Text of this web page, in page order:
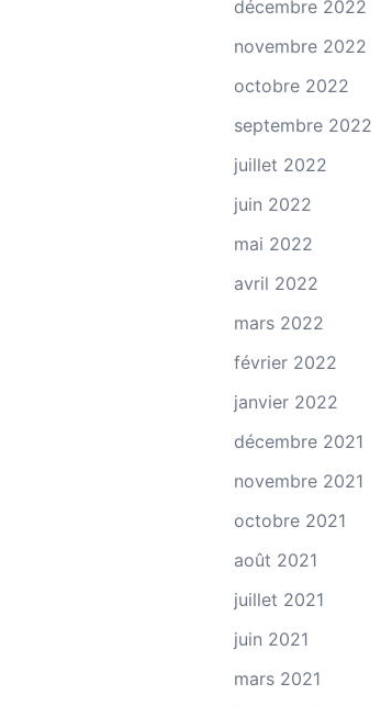
décembre 2022
novembre 2022
octobre 2022
septembre 2022
juillet 2022
juin 2022
mai 2022
avril 2022
mars 2022
février 2022
janvier 2022
décembre 2021
novembre 2021
octobre 2021
août 2021
juillet 2021
juin 2021
mars 2021